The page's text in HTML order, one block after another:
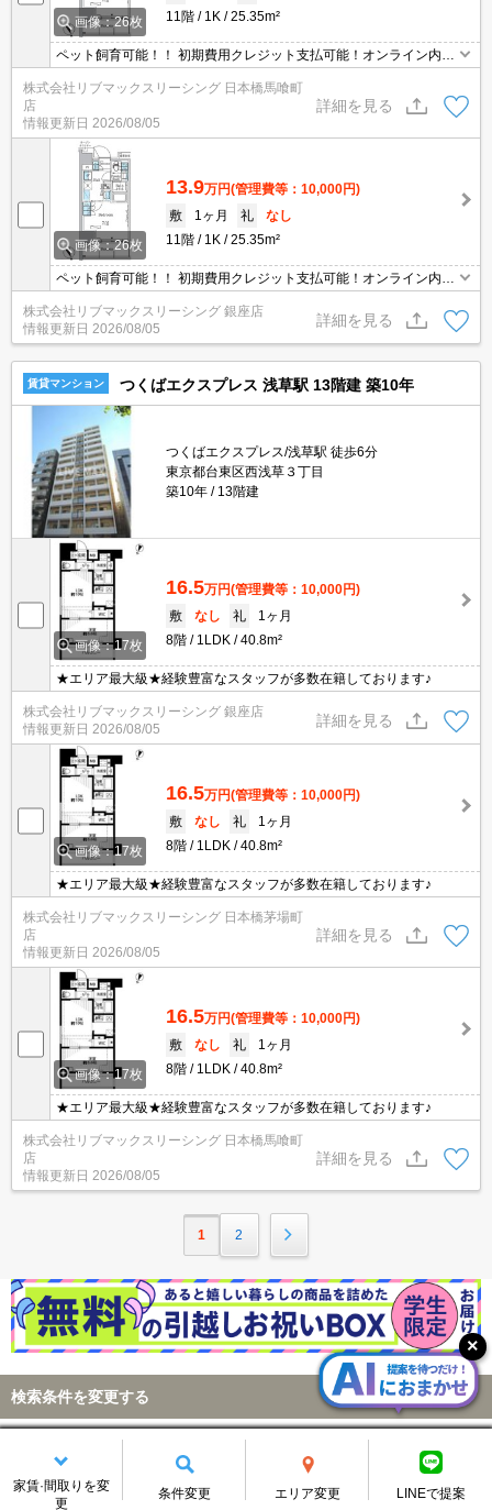
画像：26枚
11階
1K 25.35m²
ペット飼育可能！！ 初期費用クレジット支払可能！オンライン内
覧・オンライン契約等弊社に一度も来店せずとも問題ありません♪弊
社ではネットに掲載されている物件も全てご紹介可能になりますの
株式会社リブマックスリーシング 日本橋馬喰町
店
情報更新日 2026/08/05
詳細を見る
画像：26枚
13.9万円(管理費等：10,000円)
敷
1ヶ月 礼
なし
11階
1K 25.35m²
ペット飼育可能！！ 初期費用クレジット支払可能！オンライン内
覧・オンライン契約等弊社に一度も来店せずとも問題ありません♪弊
社ではネットに掲載されている物件も全てご紹介可能になりますの
で気になる物件は全て申し付けください★
株式会社リブマックスリーシング 銀座店
情報更新日 2026/08/05
詳細を見る
賃貸マンション つくばエクスプレス 浅草駅 13階建 築10年
つくばエクスプレス/浅草駅 徒歩6分
東京都台東区西浅草３丁目
築10年
13階建
画像：17枚
16.5万円(管理費等：10,000円)
敷
なし 礼
1ヶ月
8階
1LDK 40.8m²
★エリア最大級★経験豊富なスタッフが多数在籍しております♪
株式会社リブマックスリーシング 銀座店
情報更新日 2026/08/05
詳細を見る
画像：17枚
16.5万円(管理費等：10,000円)
敷
なし 礼
1ヶ月
8階
1LDK 40.8m²
★エリア最大級★経験豊富なスタッフが多数在籍しております♪
株式会社リブマックスリーシング 日本橋茅場町
店
情報更新日 2026/08/05
詳細を見る
画像：17枚
16.5万円(管理費等：10,000円)
敷
なし 礼
1ヶ月
8階
1LDK 40.8m²
★エリア最大級★経験豊富なスタッフが多数在籍しております♪
株式会社リブマックスリーシング 日本橋馬喰町
店
情報更新日 2026/08/05
詳細を見る
1 2
家賃·間取りを変
更
条件変更 エリア変更 LINEで提案
検索条件を変更する
変更する
詳細条件 指定なし 変更する